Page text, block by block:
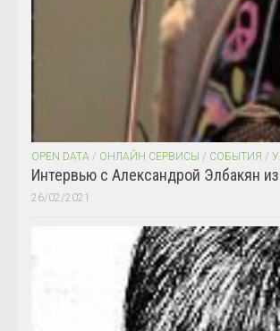
OPEN DATA / ОНЛАЙН СЕРВИСЫ / СОБЫТИЯ /
Интервью с Александрой Элбакян
26/02/2021